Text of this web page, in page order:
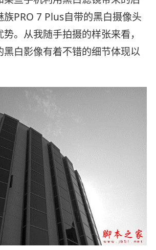
PRO 7 Plus自带的黑白摄像头
。从我随手拍摄的样张来看，
黑白影像有着不错的细节体现以